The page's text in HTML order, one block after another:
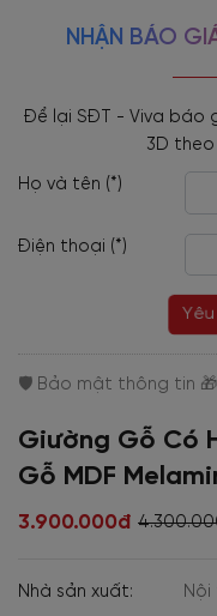
NHẬN BÁO
Để lại SĐT - Viva báo
3D
Họ và tên (*)
Điện thoại (*)
Giường Gỗ Có
Gỗ MDF
3.900.000đ
Nhà sản xuất: